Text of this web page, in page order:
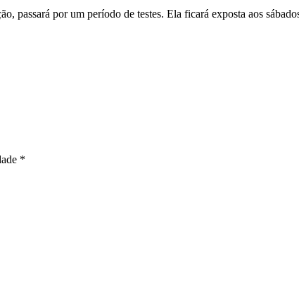
passará por um período de testes. Ela ficará exposta aos
*